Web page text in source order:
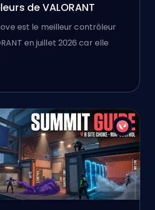
de VALORANT
est le meilleur contrôleur
en juillet 2026 car elle